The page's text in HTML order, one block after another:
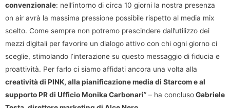
convenzionale: nell’intorno di circa 10 giorni la nostra presenza
on air avrà la massima pressione possibile rispetto al media mix
scelto. Come sempre non potremo prescindere dall’utilizzo dei
mezzi digitali per favorire un dialogo attivo con chi ogni giorno ci
sceglie, stimolando l’interazione su questo messaggio di fiducia e
proattività. Per farlo ci siamo affidati ancora una volta alla
creatività di PINK, alla pianificazione media di Starcom e al
supporto PR di Ufficio Monika Carbonari” – ha conclusoGabriele